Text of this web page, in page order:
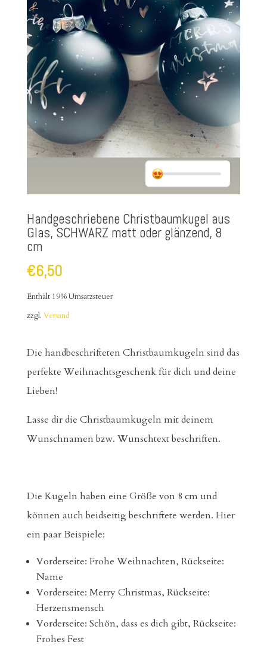
Handgeschriebene Christbaumkugel aus
Glas, SCHWARZ matt oder glänzend, 8
cm
€6,50
Enthält 19% Umsatzsteuer
zzgl. Versand
Die handbeschrifteten Christbaumkugeln sind das
perfekte Weihnachtsgeschenk für dich und deine
Lieben!
Lasse dir die Christbaumkugeln mit deinem
Wunschnamen bzw. Wunschtext beschriften.
Die Kugeln haben eine Größe von 8 cm und
können auch beidseitig beschriftete werden. Hier
ein paar Beispiele:
Vorderseite: Frohe Weihnachten, Rückseite:
Name
Vorderseite: Merry Christmas, Rückseite:
Herzensmensch
Vorderseite: Schön, dass es dich gibt, Rückseite:
Frohes Fest